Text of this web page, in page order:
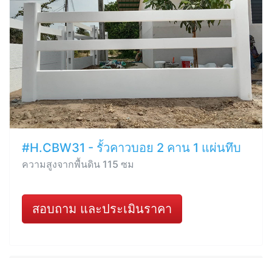
#H.CBW31 - รั้วคาวบอย 2 คาน 1 แผ่นทึบ
ความสูงจากพื้นดิน 115 ซม
สอบถาม และประเมินราคา